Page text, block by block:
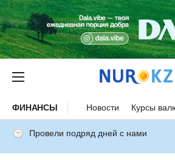
ФИНАНСЫ Новости Курсы
Провели подряд дней с нами